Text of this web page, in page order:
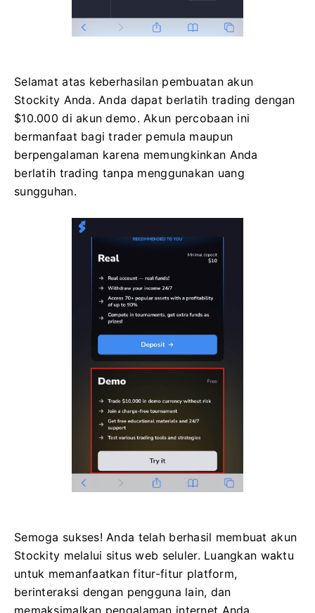
Selamat atas keberhasilan pembuatan akun
Stockity Anda. Anda dapat berlatih trading dengan
$10.000 di akun demo. Akun percobaan ini
bermanfaat bagi trader pemula maupun
berpengalaman karena memungkinkan Anda
berlatih trading tanpa menggunakan uang
sungguhan.
Semoga sukses! Anda telah berhasil membuat akun
Stockity melalui situs web seluler. Luangkan waktu
untuk memanfaatkan fitur-fitur platform,
berinteraksi dengan pengguna lain, dan
memaksimalkan pengalaman internet Anda.